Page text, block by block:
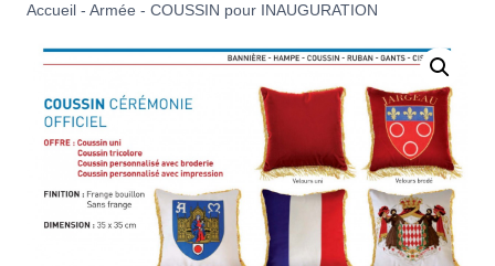
Accueil - Armée - COUSSIN pour INAUGURATION